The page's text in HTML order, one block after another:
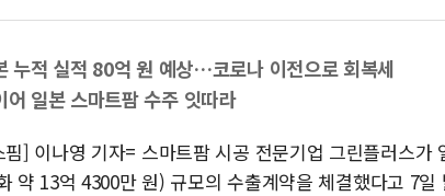
누적 실적 80억 원 예상…코로나 이전으로 회복세
어 일본 스마트팜 수주 잇따라
] 이나영 기자= 스마트팜 시공 전문기업 그린플러스가
약 13억 4300만 원) 규모의 수출계약을 체결했다고 7일